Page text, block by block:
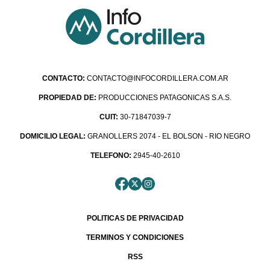
CONTACTO: CONTACTO@INFOCORDILLERA.COM.AR
PROPIEDAD DE: PRODUCCIONES PATAGONICAS S.A.S.
CUIT: 30-71847039-7
DOMICILIO LEGAL: GRANOLLERS 2074 - EL BOLSON - RIO NEGRO
TELEFONO: 2945-40-2610
POLITICAS DE PRIVACIDAD
TERMINOS Y CONDICIONES
RSS